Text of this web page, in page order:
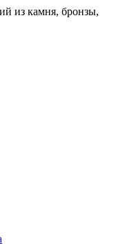
из камня, бронзы,